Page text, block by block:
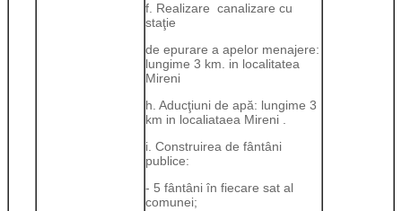
f. Realizare canalizare cu
staţie
de epurare a apelor menajere:
lungime 3 km. in localitatea
Mireni
h. Aducţiuni de apă: lungime 3
km in localiataea Mireni .
i. Construirea de fântâni
publice:
- 5 fântâni în fiecare sat al
comunei;